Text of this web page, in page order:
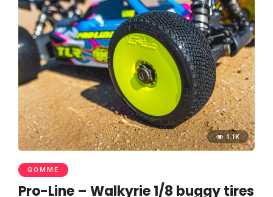
1.1K
GOMME
Pro-Line – Walkyrie 1/8 buggy tires